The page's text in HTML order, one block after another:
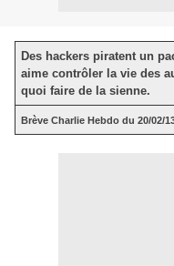
Des hackers piratent un
aime contrôler la vie des
quoi faire de la sienne.
Brève Charlie Hebdo du 20/02/